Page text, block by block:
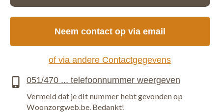
Neem contact op via email
of via andere Contactgegevens
Vermeld dat je dit nummer hebt gevonden op
Woonzorgweb.be. Bedankt!